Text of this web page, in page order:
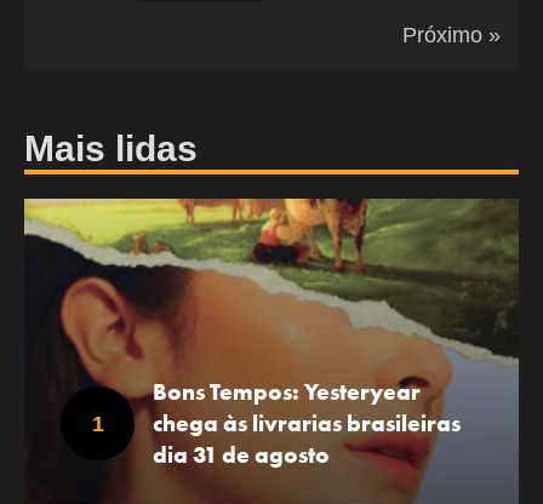
Próximo »
Mais lidas
Bons Tempos: Yesteryear
chega às livrarias brasileiras
dia 31 de agosto